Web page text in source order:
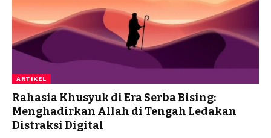
ARTIKEL
Rahasia Khusyuk di Era Serba Bising:
Menghadirkan Allah di Tengah Ledakan
Distraksi Digital